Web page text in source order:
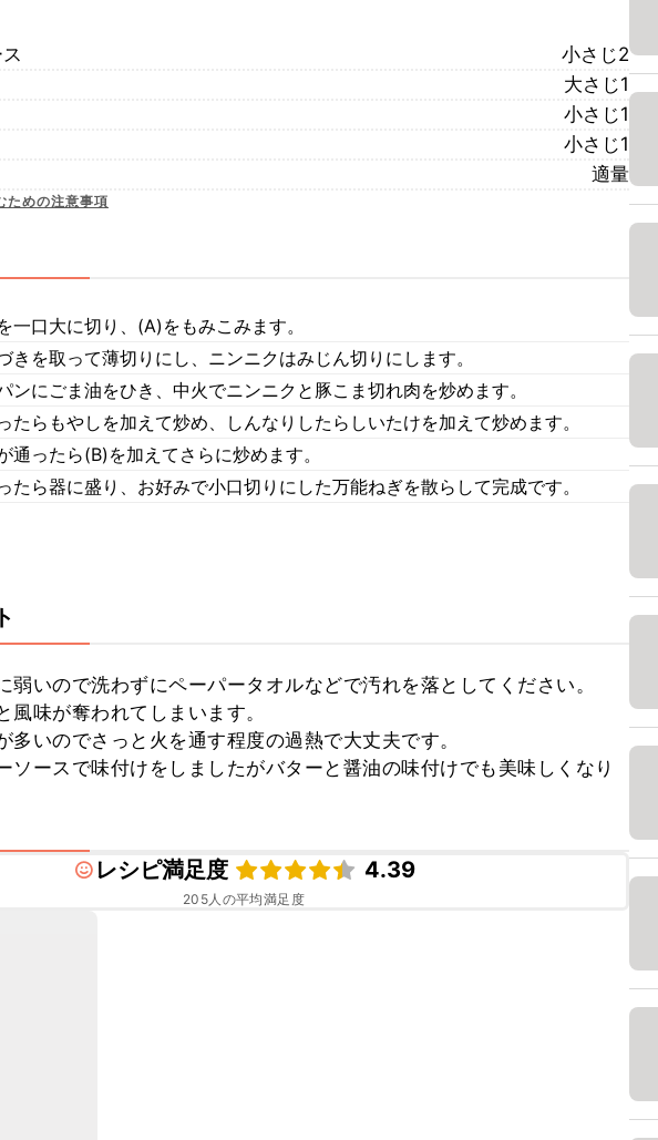
小さじ2
大さじ1
小さじ1
小さじ1
適量
ための注意事項
一口大に切り、(A)をもみこみます。
きを取って薄切りにし、ニンニクはみじん切りにします。
ンにごま油をひき、中火でニンニクと豚こま切れ肉を炒めます。
たらもやしを加えて炒め、しんなりしたらしいたけを加えて炒めます。
通ったら(B)を加えてさらに炒めます。
たら器に盛り、お好みで小口切りにした万能ねぎを散らして完成です。
弱いので洗わずにペーパータオルなどで汚れを落としてください。
風味が奪われてしまいます。
多いのでさっと火を通す程度の過熱で大丈夫です。
ソースで味付けをしましたがバターと醤油の味付けでも美味しくなり
レシピ満足度
4.39
205人の平均満足度